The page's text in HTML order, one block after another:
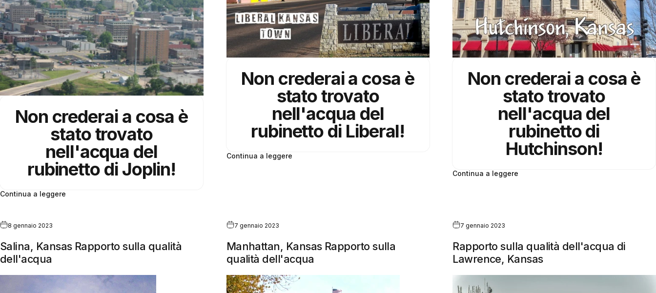
Non crederai a cosa è
stato trovato
nell'acqua del
rubinetto di Joplin!
Continua a leggere
Non crederai a cosa è
stato trovato
nell'acqua del
rubinetto di Liberal!
Continua a leggere
Non crederai a cosa è
stato trovato
nell'acqua del
rubinetto di
Hutchinson!
Continua a leggere
8 gennaio 2023
Salina, Kansas Rapporto sulla qualità
dell'acqua
7 gennaio 2023
Manhattan, Kansas Rapporto sulla
qualità dell'acqua
7 gennaio 2023
Rapporto sulla qualità dell'acqua di
Lawrence, Kansas